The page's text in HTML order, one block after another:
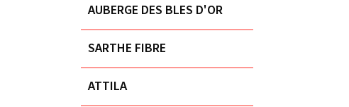
AUBERGE DES BLES D'OR
SARTHE FIBRE
ATTILA